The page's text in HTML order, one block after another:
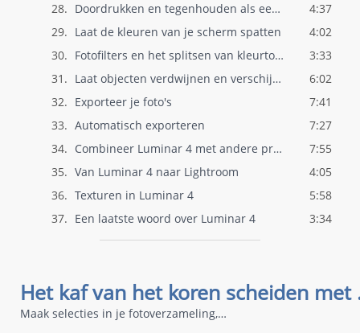
28.
Doordrukken en tegenhouden als een pro
4:37
29. Laat de kleuren van je scherm spatten
4:02
30.
Fotofilters en het splitsen van kleurton..
3:33
31.
Laat objecten verdwijnen en verschijnen
6:02
32. Exporteer je foto's
7:41
33. Automatisch exporteren
7:27
34.
Combineer Luminar 4 met andere programma..
7:55
35. Van Luminar 4 naar Lightroom
4:05
36. Texturen in Luminar 4
5:58
37. Een laatste woord over Luminar 4 3:34
Het
Maak selecties in je fotoverzameling, en voeg sterren en kleuren toe.